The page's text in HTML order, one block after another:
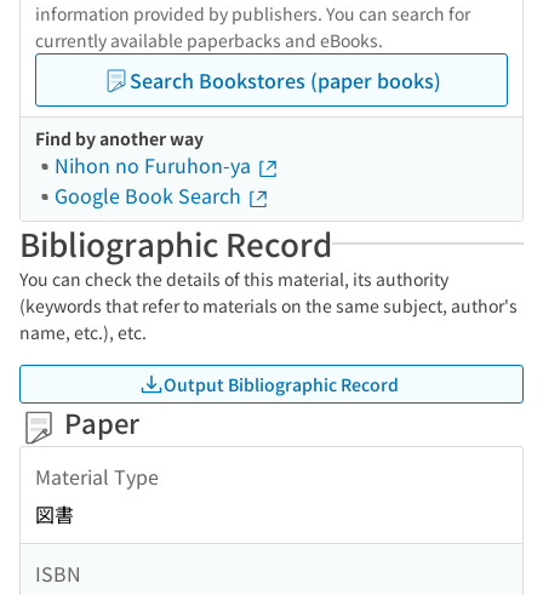
information provided by publishers. You can search for
currently available paperbacks and eBooks.
Search Bookstores (paper books)
Find by another way
Nihon no Furuhon-ya
Google Book Search
Bibliographic Record
You can check the details of this material, its authority
(keywords that refer to materials on the same subject, author's
name, etc.), etc.
Output Bibliographic Record
Paper
Material Type
図書
ISBN